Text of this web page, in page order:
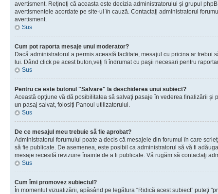
avertisment. Reţineţi că aceasta este decizia administratorului şi grupul
avertismentele acordate pe site-ul în cauză. Contactaţi administratorul
avertisment.
Sus
Cum pot raporta mesaje unui moderator?
Dacă administratorul a permis această faclitate, mesajul cu pricina ar trebui
lui. Dând click pe acest buton,veţi fi îndrumat cu paşii necesari pentru
Sus
Pentru ce este butonul "Salvare" la deschiderea unui subiect?
Această opţiune vă dă posibilitatea să salvaţi pasaje în vederea finalizării şi
un pasaj salvat, folosiţi Panoul utilizatorului.
Sus
De ce mesajul meu trebuie să fie aprobat?
Administratorul forumului poate a decis că mesajele din forumul în care
să fie publicate. De asemenea, este posibil ca administratorul să vă fi
mesaje recesită revizuire înainte de a fi publicate. Vă rugăm să contactaţi
Sus
Cum îmi promovez subiectul?
În momentul vizualizării, apăsând pe legătura “Ridică acest subiect” puteţi